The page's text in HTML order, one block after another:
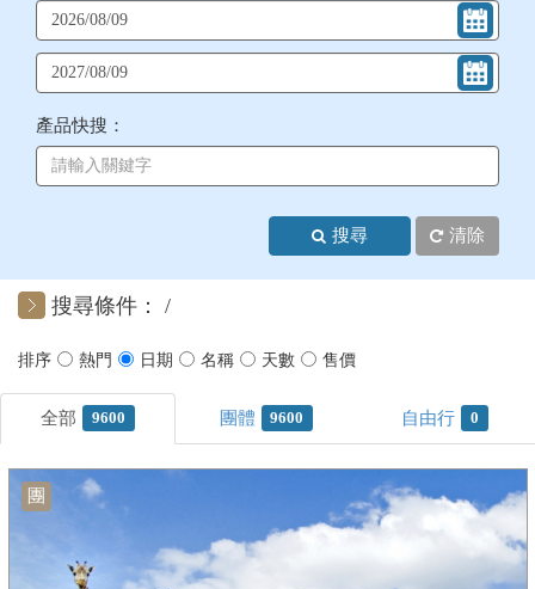
東南亞 +
美加紐澳 +
+
客製化行程
產品快搜：
搜尋 清除
搜尋條件：
9600 9600 0
團